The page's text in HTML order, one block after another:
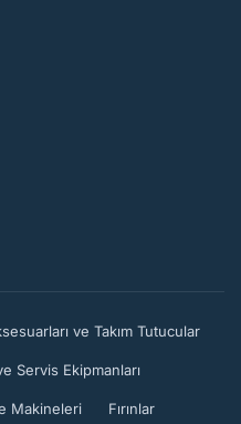
ve Takım Tutucular
Servis Ekipmanları
Makineleri Fırınlar